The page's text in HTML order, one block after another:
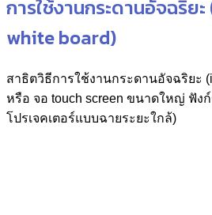
การใช้งานกระดานอัจฉริย
white board)
สาธิตวิธีการใช้งานกระดานอัจฉริยะ
หรือ จอ touch screen ขนาดใหญ่ ฟัง
โปรเจคเตอร์แบบฉายระยะใกล้)